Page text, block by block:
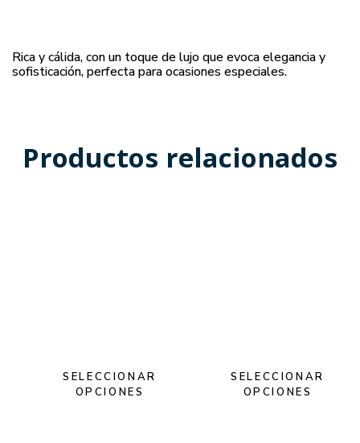
Rica y cálida, con un toque de lujo que evoca elegancia y
sofisticación, perfecta para ocasiones especiales.
Productos relacionados
SELECCIONAR
OPCIONES
SELECCIONAR
OPCIONES